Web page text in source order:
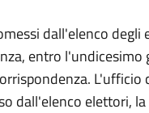
dall'elenco
entro
L'ufficio
dall'elenco elettori,